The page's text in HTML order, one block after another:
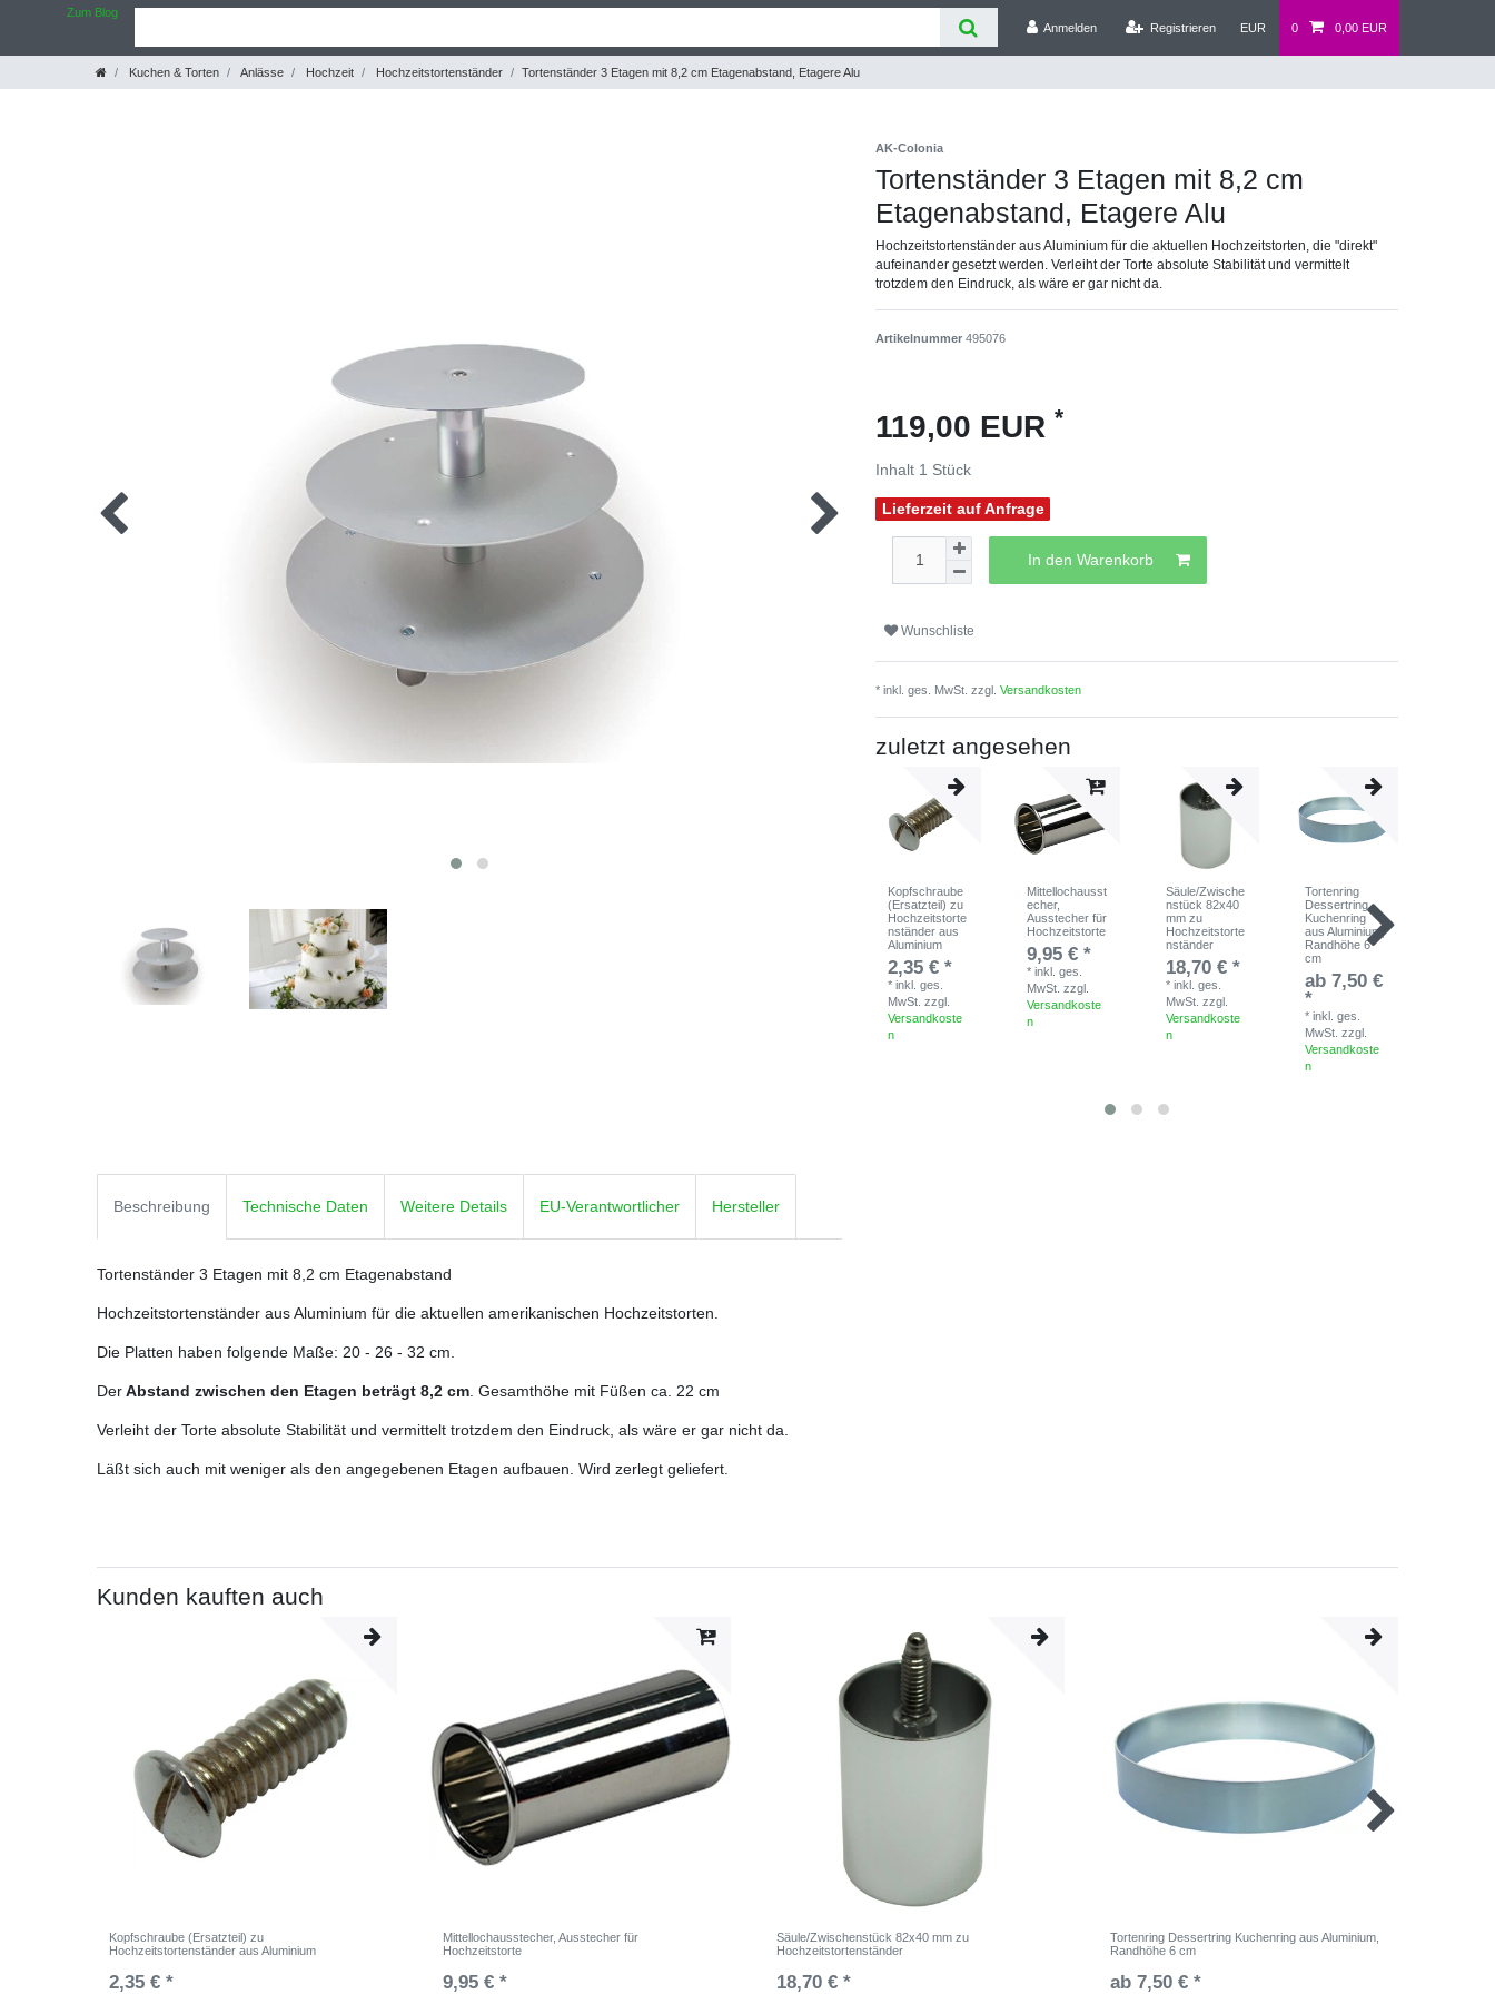
Zum Blog
Anmelden
Registrieren EUR 0 0,00 EUR
Kuchen & Torten Anlässe Hochzeit Hochzeitstortenständer Tortenständer 3 Etagen mit 8,2 cm Etagenabstand, Etagere Alu
AK-Colonia
Tortenständer 3 Etagen mit 8,2 cm
Etagenabstand, Etagere Alu
Hochzeitstortenständer aus Aluminium für die aktuellen Hochzeitstorten, die "direkt"
aufeinander gesetzt werden. Verleiht der Torte absolute Stabilität und vermittelt
trotzdem den Eindruck, als wäre er gar nicht da.
Artikelnummer 495076
119,00 EUR *
Inhalt 1 Stück
Lieferzeit auf Anfrage
In den Warenkorb
Wunschliste
* inkl. ges. MwSt. zzgl. Versandkosten
zuletzt angesehen
Kopfschraube
(Ersatzteil) zu
Hochzeitstorte
nständer aus
Aluminium
2,35 € *
*inkl. ges.
MwSt. zzgl.
Versandkoste
n
Mittellochausst
echer,
Ausstecher für
Hochzeitstorte
9,95 € *
*inkl. ges.
MwSt. zzgl.
Versandkoste
n
Säule/Zwische
nstück 82x40
mm zu
Hochzeitstorte
nständer
18,70 € *
*inkl. ges.
MwSt. zzgl.
Versandkoste
n
Tortenring
Dessertring
Kuchenring
aus Aluminium,
Randhöhe 6
cm
ab 7,50 €
*
*inkl. ges.
MwSt. zzgl.
Versandkoste
n
Beschreibung Technische Daten Weitere Details EU-Verantwortlicher Hersteller
Tortenständer 3 Etagen mit 8,2 cm Etagenabstand
Hochzeitstortenständer aus Aluminium für die aktuellen amerikanischen Hochzeitstorten.
Die Platten haben folgende Maße: 20 - 26 - 32 cm.
DerAbstand zwischen den Etagen beträgt 8,2 cm. Gesamthöhe mit Füßen ca. 22 cm
Verleiht der Torte absolute Stabilität und vermittelt trotzdem den Eindruck, als wäre er gar nicht da.
Läßt sich auch mit weniger als den angegebenen Etagen aufbauen. Wird zerlegt geliefert.
Kunden kauften auch
Kopfschraube (Ersatzteil) zu
Hochzeitstortenständer aus Aluminium
2,35 € *
Mittellochausstecher, Ausstecher für
Hochzeitstorte
9,95 € *
Säule/Zwischenstück 82x40 mm zu
Hochzeitstortenständer
18,70 € *
Tortenring Dessertring Kuchenring aus Aluminium,
Randhöhe 6 cm
ab 7,50 € *